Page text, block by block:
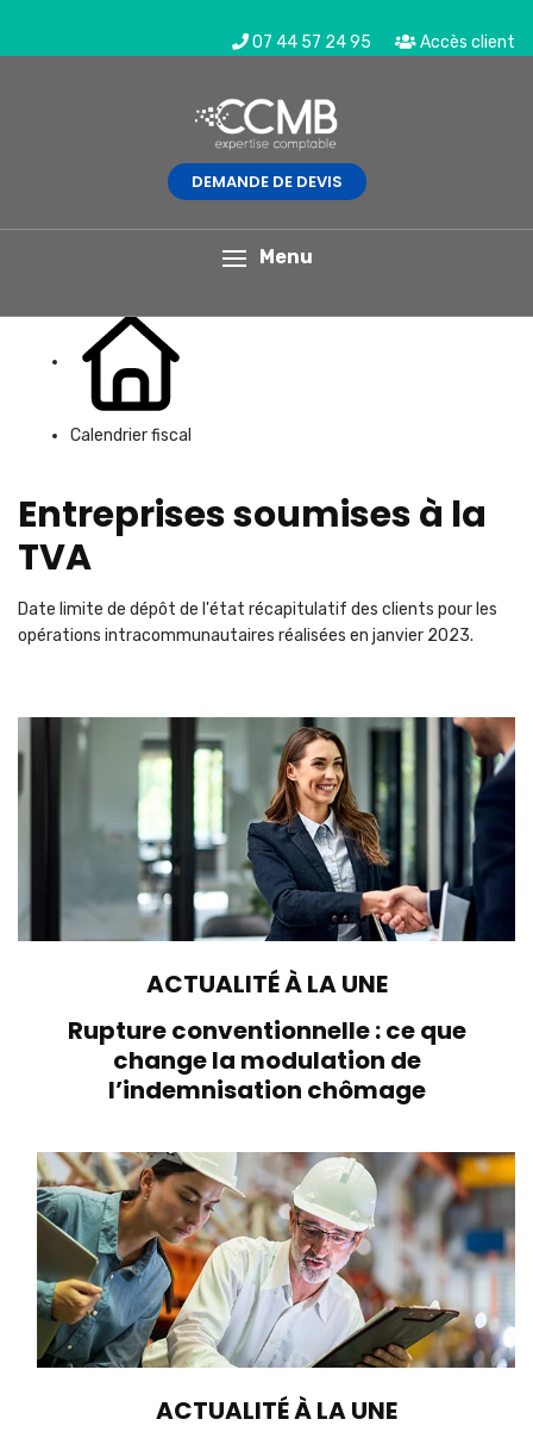
07 44 57 24 95 Accès client
DEMANDE DE DEVIS
Menu
L'actualité du mois
Calendrier fiscal
Entreprises soumises à la
TVA
Date limite de dépôt de l'état récapitulatif des clients pour les
opérations intracommunautaires réalisées en janvier 2023.
ACTUALITÉ À LA UNE
Rupture conventionnelle : ce que
change la modulation de
l’indemnisation chômage
ACTUALITÉ À LA UNE